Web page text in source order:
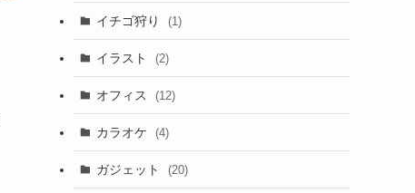
イチゴ狩り (1)
イラスト (2)
オフィス (12)
カラオケ (4)
ガジェット (20)